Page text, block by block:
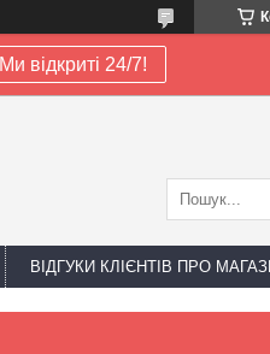
Ми відкриті 24/7!
ВІДГУКИ КЛІЄНТІВ ПРО